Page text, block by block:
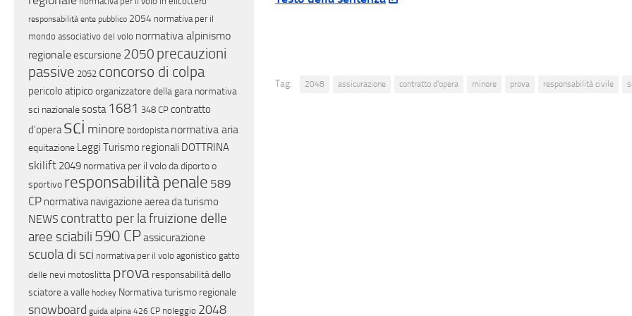
Tag: 2048 assicurazione contratto d'opera minore prova responsabilità civile
responsabilità ente pubblico 2054 normativa per il
mondo associativo del volo normativa alpinismo
regionaleescursione 2050 precauzioni
passive 2052 concorso di colpa
pericolo atipico organizzatore della gara normativa
sci nazionalesosta 1681 348 CP contratto
d'opera sci minore bordopista normativa aria
equitazione Leggi Turismo regionali DOTTRINA
skilift 2049 normativa per il volo da diporto o
sportivo responsabilità penale 589
CP normativa navigazione aerea da turismo
NEWS contratto per la fruizione delle
aree sciabili 590 CPassicurazione
scuola di sci normativa per il volo agonistico gatto
delle nevi motoslitta prova responsabilità dello
sciatore a valle hockey Normativa turismo regionale
snowboard guida alpina 426 CP noleggio 2048